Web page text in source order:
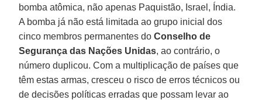
bomba atômica, não apenas Paquistão, Israel, Índia.
A bomba já não está limitada ao grupo inicial dos
cinco membros permanentes doConselho de
Segurança das Nações Unidas, ao contrário, o
número duplicou. Com a multiplicação de países que
têm estas armas, cresceu o risco de erros técnicos ou
de decisões políticas erradas que possam levar ao